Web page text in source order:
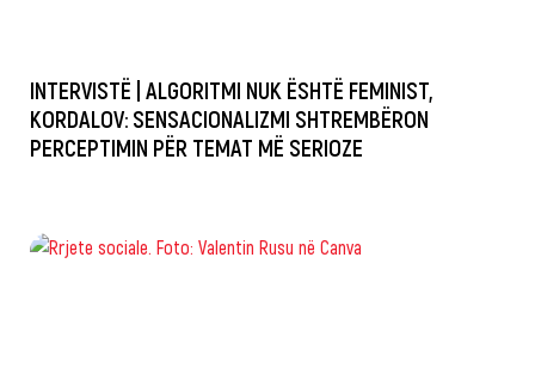
INTERVISTË | ALGORITMI NUK ËSHTË FEMINIST,
KORDALOV: SENSACIONALIZMI SHTREMBËRON
PERCEPTIMIN PËR TEMAT MË SERIOZE